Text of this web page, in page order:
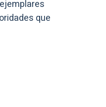
que